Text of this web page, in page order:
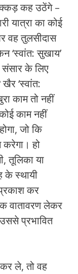
कह उठेंगे –
यात्रा का कोई
वह तुलसीदास
‘स्वांत: सुखाय’
के लिए
खैर ‘स्वांत:
काम तो नहीं
काम नहीं
जो कि
हो
तूलिका या
के स्‍थायी
कर
वातावरण लेकर
प्रभावित
ले, तो वह